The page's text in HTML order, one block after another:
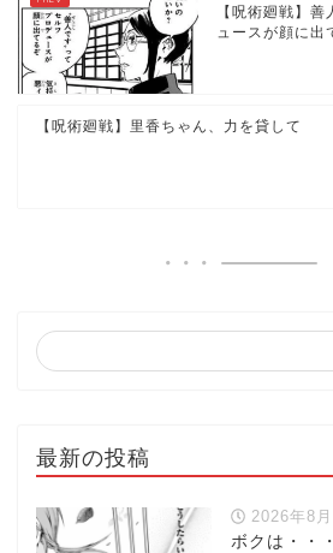
【呪術廻戦】
ュースが顔に出
【呪術廻戦】里香ちゃん、力を貸して
最新の投稿
2026年8
ボクは・・